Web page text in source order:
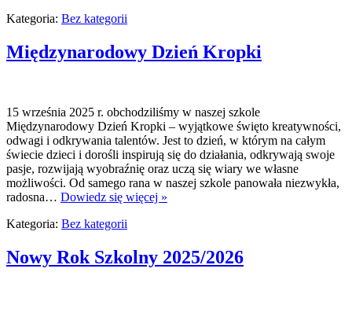
Kategoria: Bez kategorii
Międzynarodowy Dzień Kropki
15 września 2025 r. obchodziliśmy w naszej szkole
Międzynarodowy Dzień Kropki – wyjątkowe święto kreatywności,
odwagi i odkrywania talentów. Jest to dzień, w którym na całym
świecie dzieci i dorośli inspirują się do działania, odkrywają swoje
pasje, rozwijają wyobraźnię oraz uczą się wiary we własne
możliwości. Od samego rana w naszej szkole panowała niezwykła,
radosna… Dowiedz się więcej »
Kategoria: Bez kategorii
Nowy Rok Szkolny 2025/2026